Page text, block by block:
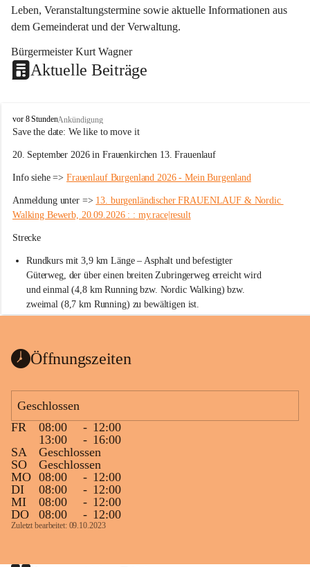
Leben, Veranstaltungstermine sowie aktuelle Informationen aus
dem Gemeinderat und der Verwaltung.
Bürgermeister Kurt Wagner
Aktuelle Beiträge
W
ö
t
r
b
e
r
g
vor 8 StundenAnkündigung
Save the date: We like to move it
20. September 2026 in Frauenkirchen 13. Frauenlauf
Info siehe => Frauenlauf Burgenland 2026 - Mein Burgenland
Anmeldung unter => 13. burgenländischer FRAUENLAUF & Nordic
Walking Bewerb, 20.09.2026 : : my.race|result
Strecke
Rundkurs mit 3,9 km Länge – Asphalt und befestigter
Güterweg, der über einen breiten Zubringerweg erreicht wird
und einmal (4,8 km Running bzw. Nordic Walking) bzw.
zweimal (8,7 km Running) zu bewältigen ist.
Parkplatz auf der Rückseite der St. Martins Therme & Lodge
Zielgelände mit Verpflegungstruck
Ablauf
Samstag, 19.9.
13 bis 15 Uhr Startnummernausgabe, im Seminarraum der St.
Martins Therme & Lodge Frauenkirchen (vom Parkplatz hinter
der Therme zugänglich)
Sonntag, 20.9.
Öffnungszeiten
Geschlossen
FR
08:00 - 12:00
13:00
- 16:00
SA
Geschlossen
SO
Geschlossen
MO 08:00 - 12:00
DI
08:00 - 12:00
MI
08:00 - 12:00
DO
08:00 - 12:00
Zuletzt bearbeitet: 09.10.2023